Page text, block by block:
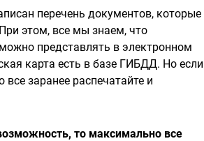
перечень документов, которые
этом, все мы знаем, что
представлять в электронном
карта есть в базе ГИБДД. Но если
все заранее распечатайте и
то максимально все